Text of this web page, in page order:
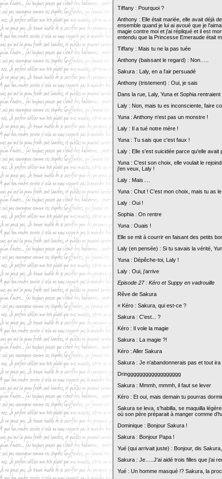
Tiffany : Pourquoi ?
Anthony : Elle était mariée, elle avait déjà
ensemble quand je lui ai avoué que je
magie contre moi et j'ai répliqué et il est
entendu que la Princesse Emeraude était
Tiffany : Mais tu ne la pas tuée
Anthony (baissant le regard) : Non…..
Sakura : Laly, en a l'air persuadé
Anthony (tristement) : Oui, je sais
Dans la rue, Laly, Yuna et Sophia
Laly : Non, mais tu es inconsciente, faire
Yuna : Anthony n'est pas un monstre !
Laly : Il a tué notre mère !
Yuna : Tu sais que c'est faux !
Laly : Elle s'est suicidée parce qu'elle avait
Yuna : C'est son choix, elle voulait le
j'en veux, Laly !
Laly : Mais….
Yuna : Chut ! C'est mon choix, mais tu as
Laly : Oui !
Sophia : On rentre
Yuna : Ouais !
Elle se mit à courrir en faisant des petits
Laly (en pensée) : Si tu savais la vérité,
Yuna : Dépêche-toi, Laly !
Laly : Oui, j'arrive
Episode 27 : Kéro et Suppy en vadrouille
Rêve de Sakura
« Kéro : Sakura, qui est-ce ?
Sakura : C'est... ?
Kéro : Il vole la magie
Sakura : La magie ?!
Kéro : Aller Sakura
Sakura : Je n'abandonnerais pas et tout ira
Dringggggggggggggggggg
Sakura : Mmmh, mmmh, il faut se lever
Kéro : Et oui, mais demain tu pourras
Sakura se leva, s'habilla, se maquilla
où son père préparait à manger comme
Dominique : Bonjour Sakura !
Sakura : Bonjour Papa !
Yué (qui arrivait juste) : Bonjour, dis
Sakura : Je…..J'ai aidé trois filles que j'ai
Yué : Un homme masqué !? Sakura, la